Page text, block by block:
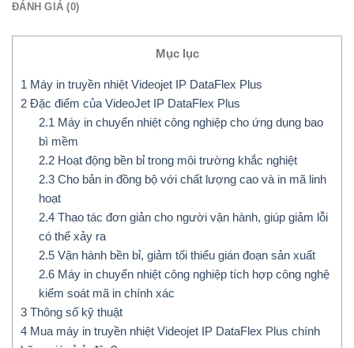
ĐÁNH GIÁ (0)
Mục lục
1 Máy in truyền nhiệt Videojet IP DataFlex Plus
2 Đặc điểm của VideoJet IP DataFlex Plus
2.1 Máy in chuyển nhiệt công nghiệp cho ứng dụng bao
bì mềm
2.2Hoạt động bền bỉ trong môi trường khắc nghiệt
2.3Cho bản in đồng bộ với chất lượng cao và in mã linh
hoạt
2.4Thao tác đơn giản cho người vận hành, giúp giảm lỗi
có thể xảy ra
2.5Vận hành bền bỉ, giảm tối thiểu gián đoạn sản xuất
2.6Máy in chuyển nhiệt công nghiệp tích hợp công nghệ
kiểm soát mã in chính xác
3 Thông số kỹ thuật
4 Mua máy in truyền nhiệt Videojet IP DataFlex Plus chính